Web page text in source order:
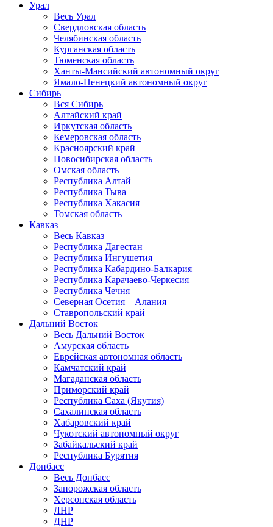
Урал
Весь Урал
Свердловская область
Челябинская область
Курганская область
Тюменская область
Ханты-Мансийский автономный округ
Ямало-Ненецкий автономный округ
Сибирь
Вся Сибирь
Алтайский край
Иркутская область
Кемеровская область
Красноярский край
Новосибирская область
Омская область
Республика Алтай
Республика Тыва
Республика Хакасия
Томская область
Кавказ
Весь Кавказ
Республика Дагестан
Республика Ингушетия
Республика Кабардино-Балкария
Республика Карачаево-Черкесия
Республика Чечня
Северная Осетия – Алания
Ставропольский край
Дальний Восток
Весь Дальний Восток
Амурская область
Еврейская автономная область
Камчатский край
Магаданская область
Приморский край
Республика Саха (Якутия)
Сахалинская область
Хабаровский край
Чукотский автономный округ
Забайкальский край
Республика Бурятия
Донбасс
Весь Донбасс
Запорожская область
Херсонская область
ЛНР
ДНР